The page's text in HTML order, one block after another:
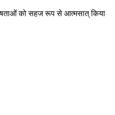
को सहज रूप से आत्मसात् किया